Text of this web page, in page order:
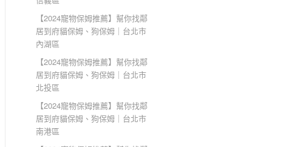
【2024寵物保姆推薦】幫你找鄰
居到府貓保姆、狗保姆｜台北市
內湖區
【2024寵物保姆推薦】幫你找鄰
居到府貓保姆、狗保姆｜台北市
北投區
【2024寵物保姆推薦】幫你找鄰
居到府貓保姆、狗保姆｜台北市
南港區